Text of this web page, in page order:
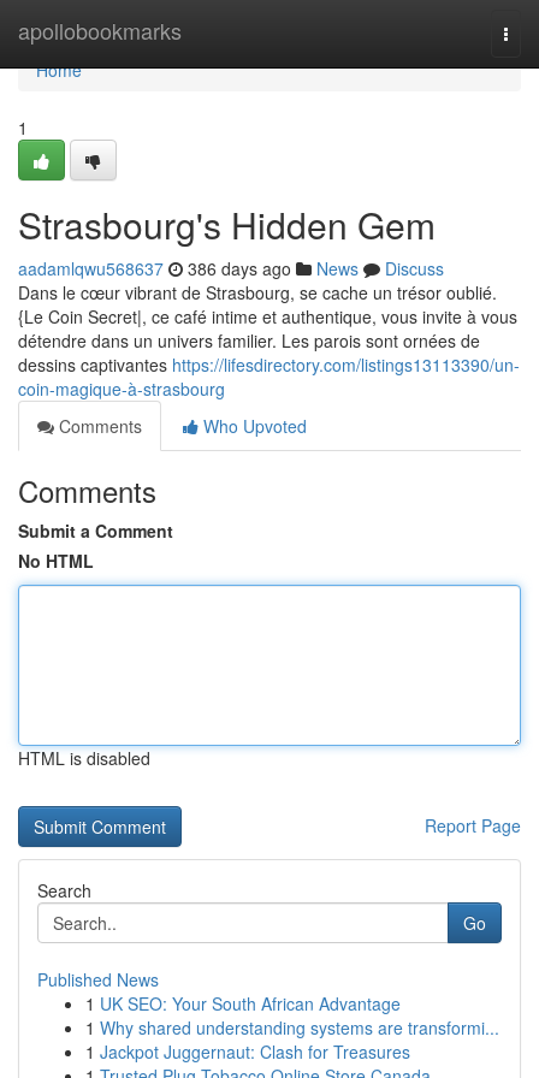
apollobookmarks
Home
Home
1
Strasbourg's Hidden Gem
aadamlqwu568637 386 days ago News
Discuss
Dans le cœur vibrant de Strasbourg, se cache un trésor oublié.
{Le Coin Secret|, ce café intime et authentique, vous invite à vous
détendre dans un univers familier. Les parois sont ornées de
dessins captivantes https://lifesdirectory.com/listings13113390/un-
coin-magique-à-strasbourg
Comments
Who Upvoted
Comments
Submit a Comment
No HTML
HTML is disabled
Report Page
Search
Go
Published News
1 UK SEO: Your South African Advantage
1 Why shared understanding systems are transformi...
1 Jackpot Juggernaut: Clash for Treasures